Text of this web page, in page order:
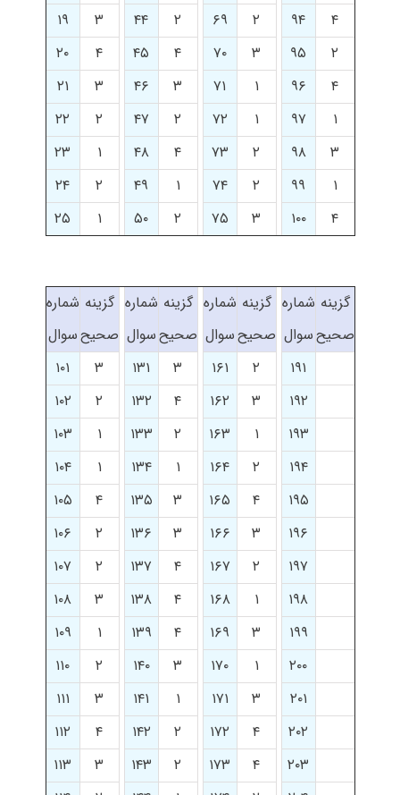
۴
۹۴ ۲ ۶۹ ۲ ۴۴ ۳
۱۹
۲
۹۵ ۳ ۷۰ ۴ ۴۵ ۴
۲۰
۴
۹۶ ۱ ۷۱ ۳ ۴۶ ۳
۲۱
۱
۹۷ ۱ ۷۲ ۲ ۴۷ ۲
۲۲
۳
۹۸ ۲ ۷۳ ۴ ۴۸ ۱
۲۳
۱
۹۹ ۲ ۷۴ ۱ ۴۹ ۲
۲۴
۴
۱۰۰ ۳ ۷۵ ۲ ۵۰ ۱ ۲۵
گزینه
صحیح
شماره
سوال
گزینه
صحیح
شماره
سوال
گزینه
صحیح
شماره
سوال
گزینه
صحیح
شماره
سوال
۱۹۱
۲ ۱۶۱ ۳ ۱۳۱ ۳
۱۰۱
۱۹۲
۳ ۱۶۲ ۴ ۱۳۲ ۲
۱۰۲
۱۹۳
۱ ۱۶۳ ۲ ۱۳۳ ۱
۱۰۳
۱۹۴
۲ ۱۶۴ ۱ ۱۳۴ ۱
۱۰۴
۱۹۵
۴ ۱۶۵ ۳ ۱۳۵ ۴
۱۰۵
۱۹۶
۳ ۱۶۶ ۳ ۱۳۶ ۲
۱۰۶
۱۹۷
۲ ۱۶۷ ۴ ۱۳۷ ۲
۱۰۷
۱۹۸
۱ ۱۶۸ ۴ ۱۳۸ ۳
۱۰۸
۱۹۹
۳ ۱۶۹ ۴ ۱۳۹ ۱
۱۰۹
۲۰۰
۱ ۱۷۰ ۳ ۱۴۰ ۲
۱۱۰
۲۰۱
۳ ۱۷۱ ۱ ۱۴۱ ۳
۱۱۱
۲۰۲
۴ ۱۷۲ ۲ ۱۴۲ ۴
۱۱۲
۲۰۳
۴ ۱۷۳ ۲ ۱۴۳ ۳
۱۱۳